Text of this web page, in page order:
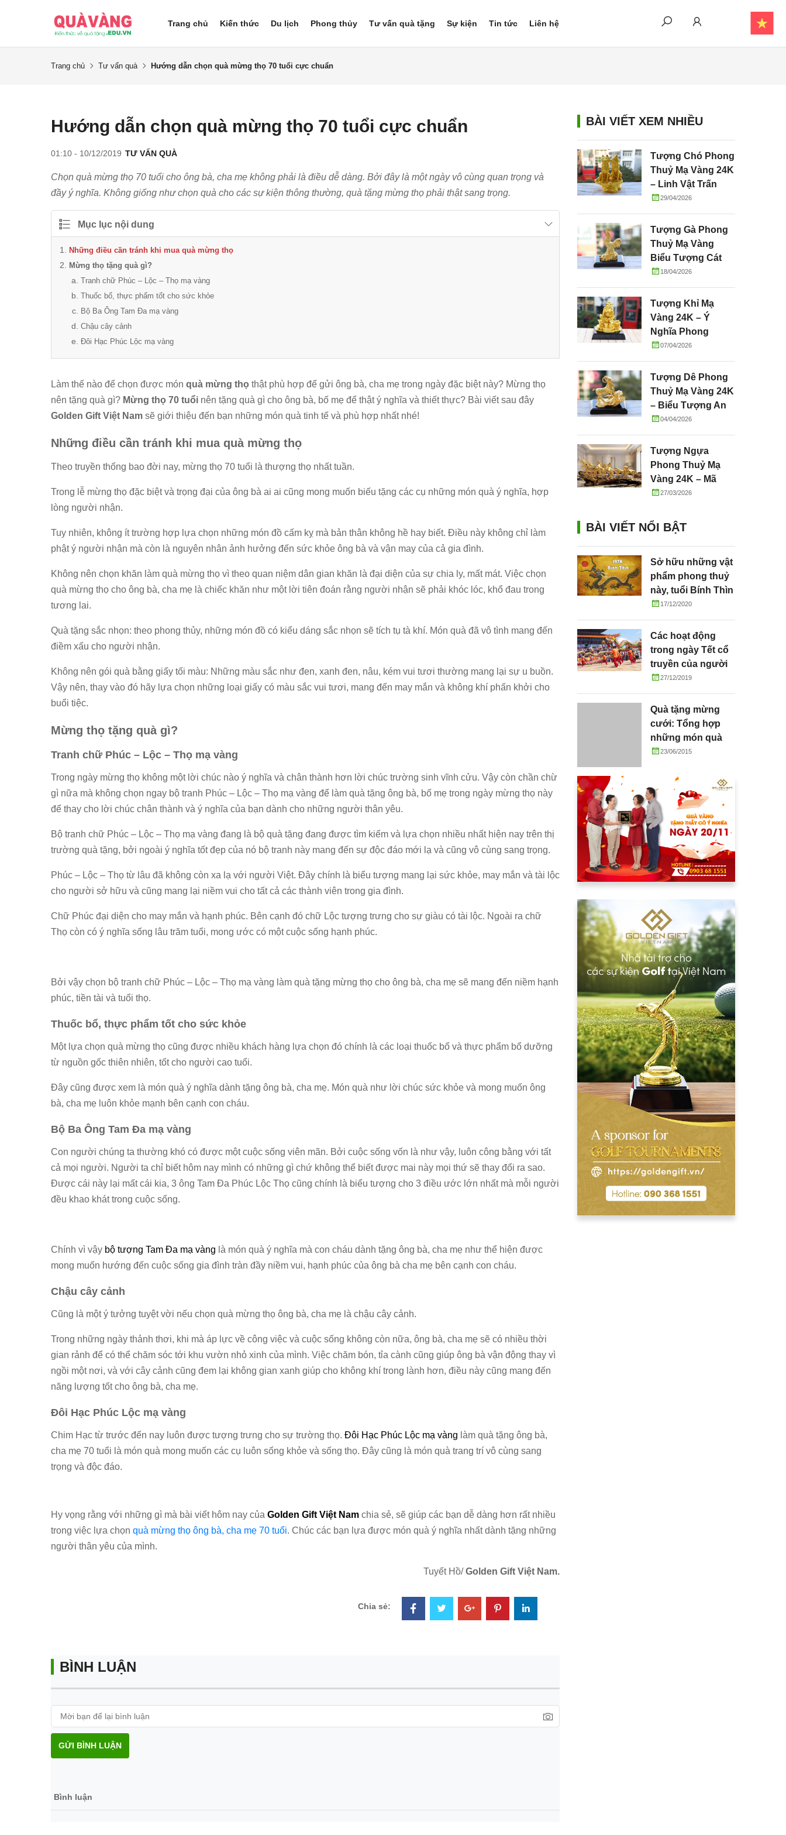
Trang chủ Kiến thức Du lịch Phong thủy Tư vấn quà tặng Sự kiện Tin tức Liên hệ
Trang chủ Tư vấn quà Hướng dẫn chọn quà mừng thọ 70 tuổi cực chuẩn
Hướng dẫn chọn quà mừng thọ 70 tuổi cực chuẩn
01:10 - 10/12/2019 TƯ VẤN QUÀ
Chọn quà mừng thọ 70 tuổi cho ông bà, cha mẹ không phải là điều dễ dàng. Bởi đây là một ngày vô cùng quan trọng và
đầy ý nghĩa. Không giống như chọn quà cho các sự kiện thông thường, quà tặng mừng thọ phải thật sang trọng.
Mục lục nội dung
Những điều cần tránh khi mua quà mừng thọ
Mừng thọ tặng quà gì?
Tranh chữ Phúc – Lộc – Thọ mạ vàng
Thuốc bổ, thực phẩm tốt cho sức khỏe
Bộ Ba Ông Tam Đa mạ vàng
Chậu cây cảnh
Đôi Hạc Phúc Lộc mạ vàng
Làm thế nào để chọn được món quà mừng thọ thật phù hợp để gửi ông bà, cha mẹ trong ngày đặc biệt này? Mừng thọ
nên tặng quà gì? Mừng thọ 70 tuổi nên tặng quà gì cho ông bà, bố mẹ để thật ý nghĩa và thiết thực? Bài viết sau đây
Golden Gift Việt Nam sẽ giới thiệu đến bạn những món quà tinh tế và phù hợp nhất nhé!
Những điều cần tránh khi mua quà mừng thọ
Theo truyền thống bao đời nay, mừng thọ 70 tuổi là thượng thọ nhất tuần.
Trong lễ mừng thọ đặc biệt và trọng đại của ông bà ai ai cũng mong muốn biếu tặng các cụ những món quà ý nghĩa, hợp
lòng người nhận.
Tuy nhiên, không ít trường hợp lựa chọn những món đồ cấm kỵ mà bản thân không hề hay biết. Điều này không chỉ làm
phật ý người nhận mà còn là nguyên nhân ảnh hưởng đến sức khỏe ông bà và vận may của cả gia đình.
Không nên chọn khăn làm quà mừng thọ vì theo quan niệm dân gian khăn là đại diện của sự chia ly, mất mát. Việc chọn
quà mừng thọ cho ông bà, cha mẹ là chiếc khăn như một lời tiên đoán rằng người nhận sẽ phải khóc lóc, khổ đau trong
tương lai.
Quà tặng sắc nhọn: theo phong thủy, những món đồ có kiểu dáng sắc nhọn sẽ tích tụ tà khí. Món quà đã vô tình mang đến
điềm xấu cho người nhận.
Không nên gói quà bằng giấy tối màu: Những màu sắc như đen, xanh đen, nâu, kém vui tươi thường mang lại sự u buồn.
Vậy nên, thay vào đó hãy lựa chọn những loại giấy có màu sắc vui tươi, mang đến may mắn và không khí phấn khởi cho
buổi tiệc.
Mừng thọ tặng quà gì?
Tranh chữ Phúc – Lộc – Thọ mạ vàng
Trong ngày mừng thọ không một lời chúc nào ý nghĩa và chân thành hơn lời chúc trường sinh vĩnh cửu. Vậy còn chần chừ
gì nữa mà không chọn ngay bộ tranh Phúc – Lộc – Thọ mạ vàng để làm quà tặng ông bà, bố mẹ trong ngày mừng thọ này
để thay cho lời chúc chân thành và ý nghĩa của bạn dành cho những người thân yêu.
Bộ tranh chữ Phúc – Lộc – Thọ mạ vàng đang là bộ quà tặng đang được tìm kiếm và lựa chọn nhiều nhất hiện nay trên thị
trường quà tặng, bởi ngoài ý nghĩa tốt đẹp của nó bộ tranh này mang đến sự độc đáo mới lạ và cũng vô cùng sang trọng.
Phúc – Lộc – Thọ từ lâu đã không còn xa lạ với người Việt. Đây chính là biểu tượng mang lại sức khỏe, may mắn và tài lộc
cho người sở hữu và cũng mang lại niềm vui cho tất cả các thành viên trong gia đình.
Chữ Phúc đại diện cho may mắn và hạnh phúc. Bên cạnh đó chữ Lộc tượng trưng cho sự giàu có tài lộc. Ngoài ra chữ
Thọ còn có ý nghĩa sống lâu trăm tuổi, mong ước có một cuộc sống hạnh phúc.
Bởi vậy chọn bộ tranh chữ Phúc – Lộc – Thọ mạ vàng làm quà tặng mừng thọ cho ông bà, cha mẹ sẽ mang đến niềm hạnh
phúc, tiền tài và tuổi thọ.
Thuốc bổ, thực phẩm tốt cho sức khỏe
Một lựa chọn quà mừng thọ cũng được nhiều khách hàng lựa chọn đó chính là các loại thuốc bổ và thực phẩm bổ dưỡng
từ nguồn gốc thiên nhiên, tốt cho người cao tuổi.
Đây cũng được xem là món quà ý nghĩa dành tặng ông bà, cha mẹ. Món quà như lời chúc sức khỏe và mong muốn ông
bà, cha mẹ luôn khỏe mạnh bên cạnh con cháu.
Bộ Ba Ông Tam Đa mạ vàng
Con người chúng ta thường khó có được một cuộc sống viên mãn. Bởi cuộc sống vốn là như vậy, luôn công bằng với tất
cả mọi người. Người ta chỉ biết hôm nay mình có những gì chứ không thể biết được mai này mọi thứ sẽ thay đổi ra sao.
Được cái này lại mất cái kia, 3 ông Tam Đa Phúc Lộc Thọ cũng chính là biểu tượng cho 3 điều ước lớn nhất mà mỗi người
đều khao khát trong cuộc sống.
Chính vì vậy bộ tượng Tam Đa mạ vàng là món quà ý nghĩa mà con cháu dành tặng ông bà, cha mẹ như thể hiện được
mong muốn hướng đến cuộc sống gia đình tràn đầy niềm vui, hạnh phúc của ông bà cha mẹ bên cạnh con cháu.
Chậu cây cảnh
Cũng là một ý tưởng tuyệt vời nếu chọn quà mừng thọ ông bà, cha mẹ là chậu cây cảnh.
Trong những ngày thảnh thơi, khi mà áp lực về công việc và cuộc sống không còn nữa, ông bà, cha mẹ sẽ có nhiều thời
gian rảnh để có thể chăm sóc tới khu vườn nhỏ xinh của mình. Việc chăm bón, tỉa cành cũng giúp ông bà vận động thay vì
ngồi một nơi, và với cây cảnh cũng đem lại không gian xanh giúp cho không khí trong lành hơn, điều này cũng mang đến
năng lượng tốt cho ông bà, cha mẹ.
Đôi Hạc Phúc Lộc mạ vàng
Chim Hạc từ trước đến nay luôn được tượng trưng cho sự trường thọ. Đôi Hạc Phúc Lộc mạ vàng làm quà tặng ông bà,
cha mẹ 70 tuổi là món quà mong muốn các cụ luôn sống khỏe và sống thọ. Đây cũng là món quà trang trí vô cùng sang
trọng và độc đáo.
Hy vọng rằng với những gì mà bài viết hôm nay của Golden Gift Việt Nam chia sẻ, sẽ giúp các bạn dễ dàng hơn rất nhiều
trong việc lựa chọn quà mừng thọ ông bà, cha mẹ 70 tuổi. Chúc các bạn lựa được món quà ý nghĩa nhất dành tặng những
người thân yêu của mình.
Tuyết Hồ/Golden Gift Việt Nam.
Chia sẻ:
BÌNH LUẬN
GỬI BÌNH LUẬN
Bình luận
BÀI VIẾT XEM NHIỀU
Tượng Chó Phong
Thuỷ Mạ Vàng 24K
– Linh Vật Trấn
Trạch, Chiêu Tài
Và Gắn Kết Gia
Đình
29/04/2026
Tượng Gà Phong
Thuỷ Mạ Vàng
Biểu Tượng Cát
Tường, May Mắn
Và Thành Công
18/04/2026
Tượng Khỉ Mạ
Vàng 24K – Ý
Nghĩa Phong
Thuỷ, Tài Lộc &
Quà Tặng Cao Cấp
07/04/2026
Tượng Dê Phong
Thuỷ Mạ Vàng 24K
– Biểu Tượng An
Lành, Sung Túc Và
Phú Quý
04/04/2026
Tượng Ngựa
Phong Thuỷ Mạ
Vàng 24K – Mã
Đáo Thành Công
27/03/2026
BÀI VIẾT NỔI BẬT
Sở hữu những vật
phẩm phong thuỷ
này, tuổi Bính Thìn
hưởng lộc dồi dào
17/12/2020
Các hoạt động
trong ngày Tết cổ
truyền của người
Việt27/12/2019
Quà tặng mừng
cưới: Tổng hợp
những món quà
tặng cô dâu chú rể
23/06/2015